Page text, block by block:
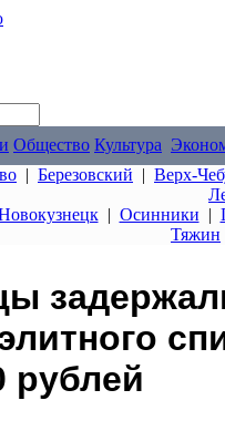
Общество Культура
| Березовский | Верх-
| Осинники |
Тяжин
рублей